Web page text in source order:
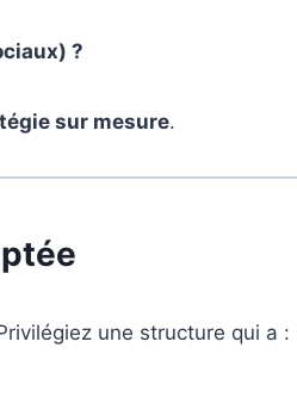
?
sur mesure.
une structure qui a :